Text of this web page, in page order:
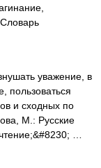
уважение, в
пользоваться
и сходных по
М.: Русские
…